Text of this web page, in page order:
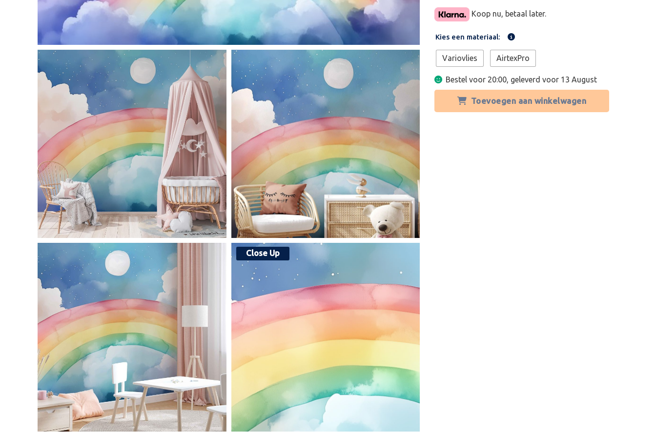
Koop nu, betaal later.
Kies een materiaal:
Variovlies AirtexPro
Bestel voor 20:00, geleverd voor 13 August
Toevoegen aan winkelwagen